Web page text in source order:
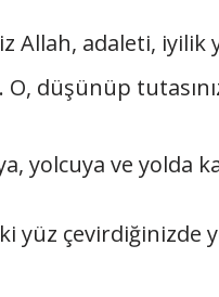
Allah, adaleti, iyilik
O, düşünüp
yolcuya ve yolda
yüz çevirdiğinizde